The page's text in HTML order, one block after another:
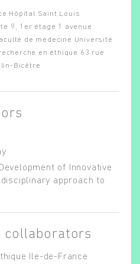
Hôpital Saint Louis
9, 1er étage 1 avenue
de médecine Université
en éthique 63 rue
Bicêtre
of Innovative
approach to
collaborators
Ile-de-France